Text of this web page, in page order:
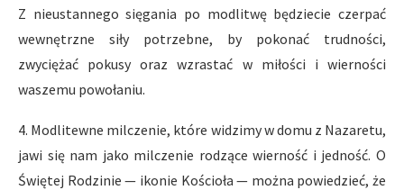
Z nieustannego sięgania po modlitwę będziecie czerpać
wewnętrzne siły potrzebne, by pokonać trudności,
zwyciężać pokusy oraz wzrastać w miłości i wierności
waszemu powołaniu.
4. Modlitewne milczenie, które widzimy w domu z Nazaretu,
jawi się nam jako milczenie rodzące wierność i jedność. O
Świętej Rodzinie — ikonie Kościoła — można powiedzieć, że